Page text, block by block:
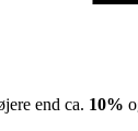
end ca. 10%